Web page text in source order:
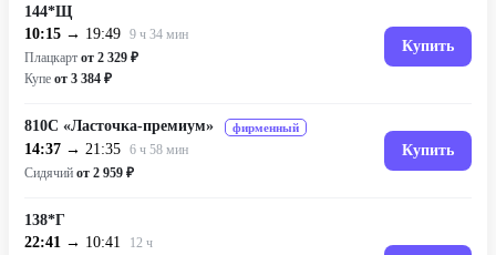
144*Щ
10:15 → 19:49 9 ч 34 мин
Плацкарт от 2 329 ₽
Купе от 3 384 ₽
Купить
810С «Ласточка-премиум» фирменный
14:37 → 21:35 6 ч 58 мин
Сидячий от 2 959 ₽
Купить
138*Г
22:41 → 10:41
12 ч